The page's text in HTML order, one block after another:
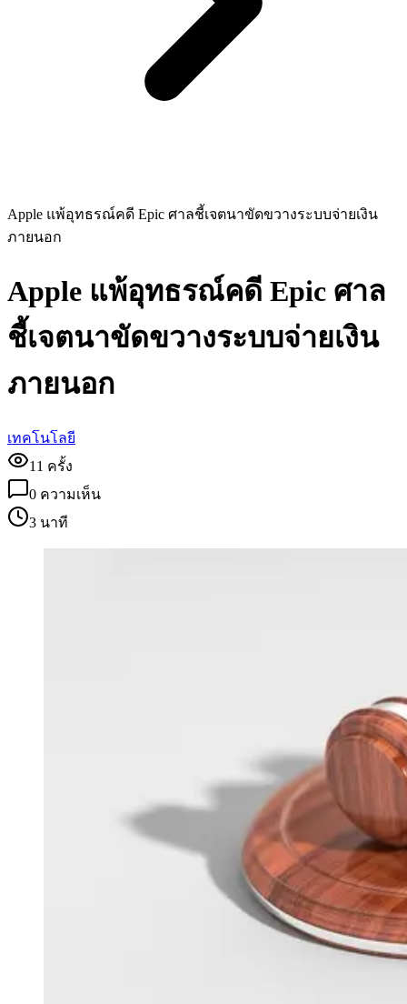
Apple แพ้อุทธรณ์คดี Epic ศาลชี้เจตนาขัดขวางระบบจ่ายเงิน
ภายนอก
Apple แพ้อุทธรณ์คดี Epic ศาล
ชี้เจตนาขัดขวางระบบจ่ายเงิน
ภายนอก
เทคโนโลยี
11 ครั้ง
0 ความเห็น
3 นาที